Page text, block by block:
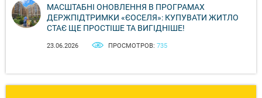
МАСШТАБНІ ОНОВЛЕННЯ В ПРОГРАМАХ
ДЕРЖПІДТРИМКИ «ЄОСЕЛЯ»: КУПУВАТИ ЖИТЛО
СТАЄ ЩЕ ПРОСТІШЕ ТА ВИГІДНІШЕ!
23.06.2026 ПРОСМОТРОВ: 735